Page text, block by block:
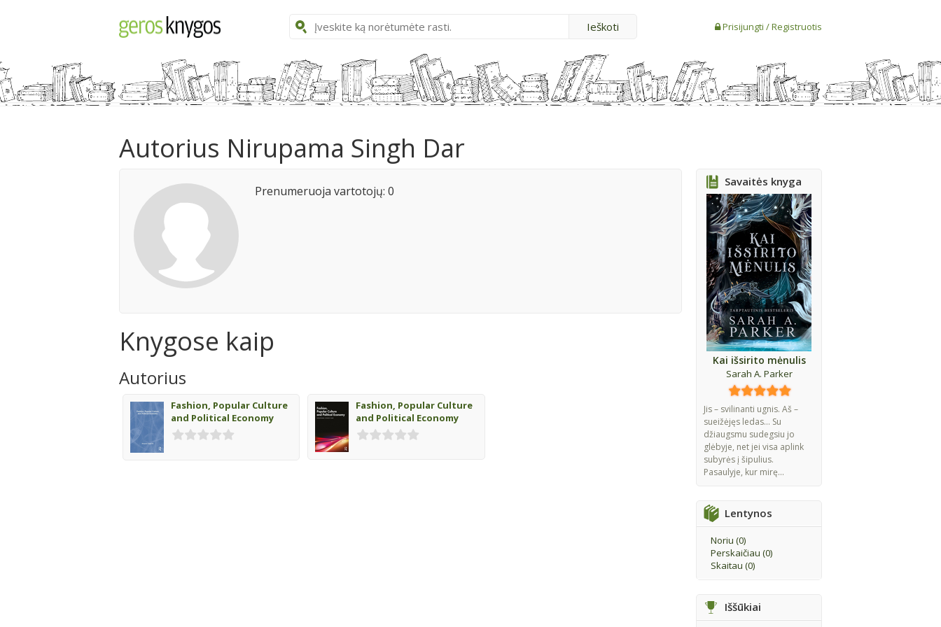
Prisijungti /Registruotis
Savaitės knyga
Kai išsirito mėnulis
Sarah A. Parker
Jis – svilinanti ugnis. Aš –
sueižėjęs ledas... Su
džiaugsmu sudegsiu jo
glėbyje, net jei visa aplink
subyrės į šipulius.
Pasaulyje, kur mirę...
Lentynos
Noriu (0)
Perskaičiau (0)
Skaitau (0)
Iššūkiai
Autorius Nirupama Singh Dar
Prenumeruoja vartotojų: 0
Knygose kaip
Autorius
Fashion, Popular Culture
and Political Economy
Fashion, Popular Culture
and Political Economy